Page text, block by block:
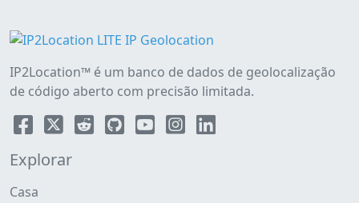
IP2Location™ é um banco de dados de geolocalização
de código aberto com precisão limitada.
Explorar
Casa